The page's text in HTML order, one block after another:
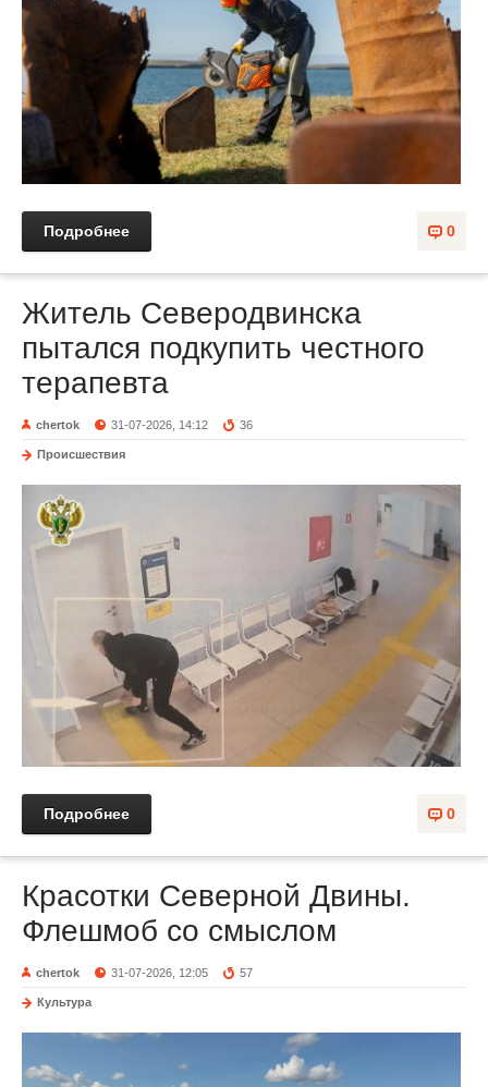
0
Подробнее
Житель Северодвинска
пытался подкупить честного
терапевта
chertok 31-07-2026, 14:12 36
Происшествия
0
Подробнее
Красотки Северной Двины.
Флешмоб со смыслом
chertok 31-07-2026, 12:05 57
Культура